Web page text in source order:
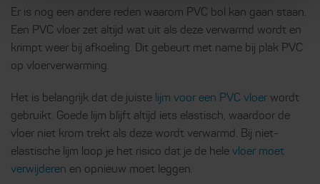
Er is nog een andere reden waarom PVC bol kan gaan staan.
Een PVC vloer zet altijd wat uit als deze verwarmd wordt en
krimpt weer bij afkoeling. Dit gebeurt met name bij plak PVC
op vloerverwarming.
Het is belangrijk dat de juiste lijm voor een PVC vloer wordt
gebruikt. Goede lijm blijft altijd iets elastisch, waardoor de
vloer niet krom trekt als deze wordt verwarmd. Bij niet-
elastische lijm loop je het risico dat je de hele vloer moet
verwijderen en opnieuw moet leggen.